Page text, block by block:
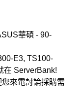
華碩 - 90-
E3, TS100-
在 ServerBank!
來電討論採購需